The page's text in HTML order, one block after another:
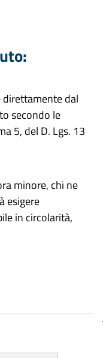
direttamente dal
secondo le
5, del D. Lgs. 13
minore, chi ne
esigere
in circolarità,